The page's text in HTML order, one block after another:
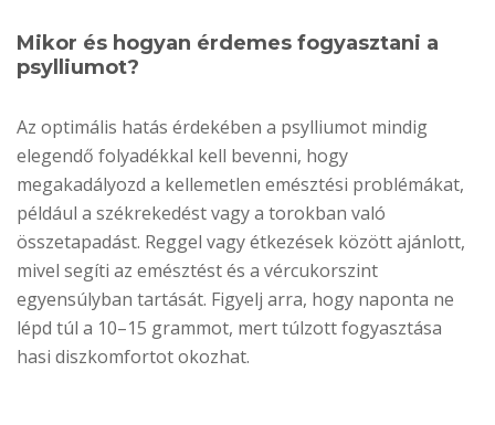
Mikor és hogyan érdemes fogyasztani a
psylliumot?
Az optimális hatás érdekében a psylliumot mindig
elegendő folyadékkal kell bevenni, hogy
megakadályozd a kellemetlen emésztési problémákat,
például a székrekedést vagy a torokban való
összetapadást. Reggel vagy étkezések között ajánlott,
mivel segíti az emésztést és a vércukorszint
egyensúlyban tartását. Figyelj arra, hogy naponta ne
lépd túl a 10–15 grammot, mert túlzott fogyasztása
hasi diszkomfortot okozhat.